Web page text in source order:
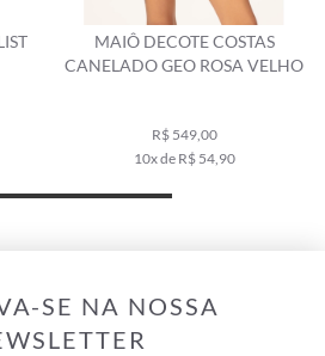
MAIÔ DECOTE COSTAS
CANELADO GEO ROSA VELHO
R$ 549,00
10x de R$ 54,90
SE NA NOSSA